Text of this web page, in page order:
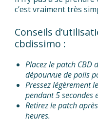
c’est vraiment très
Conseils
cbdissimo :
Placez le patch CBD
dépourvue de poils
Pressez légèrement
pendant 5 secondes
Retirez le patch
heures.